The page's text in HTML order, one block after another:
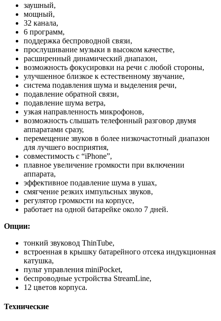
заушный,
мощный,
32 канала,
6 программ,
поддержка беспроводной связи,
прослушивание музыки в высоком качестве,
расширенный динамический диапазон,
возможность фокусировки на речи с любой стороны,
улучшенное близкое к естественному звучание,
система подавления шума и выделения речи,
подавление обратной связи,
подавление шума ветра,
узкая направленность микрофонов,
возможность слышать телефонный разговор двумя
аппаратами сразу,
перемещение звуков в более низкочастотный диапазон
для лучшего восприятия,
совместимость с “iPhone”,
плавное увеличение громкости при включении
аппарата,
эффективное подавление шума в ушах,
смягчение резких импульсных звуков,
регулятор громкости на корпусе,
работает на одной батарейке около 7 дней.
Опции:
тонкий звуковод ThinTube,
встроенная в крышку батарейного отсека индукционная
катушка,
пульт управления miniPocket,
беспроводные устройства StreamLine,
12 цветов корпуса.
Технические